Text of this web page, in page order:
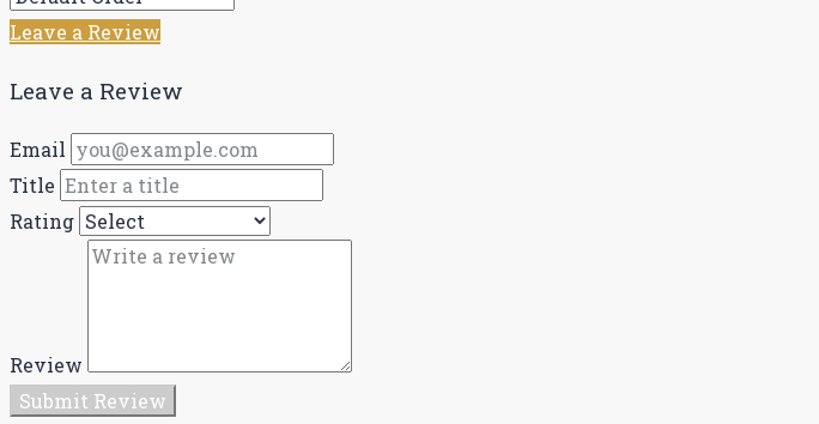
Leave a Review
Leave a Review
Email
Title
Rating
Review
Submit Review